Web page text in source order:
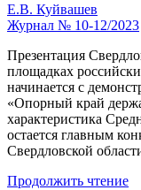
Е.В. Куйвашев
Журнал № 10-12/2023
Презентация
площадках
начинается с
«Опорный край
характеристика
остается главным
Свердловской
Продолжить чтение